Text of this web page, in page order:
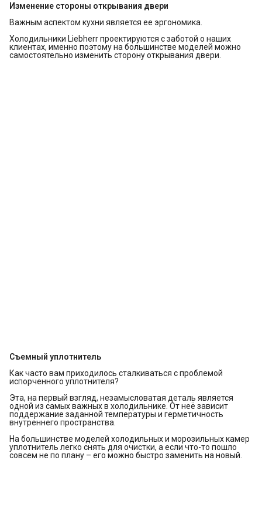
Изменение стороны открывания двери
Важным аспектом кухни является ее эргономика.
Холодильники Liebherr проектируются с заботой о наших
клиентах, именно поэтому на большинстве моделей можно
самостоятельно изменить сторону открывания двери.
Съемный уплотнитель
Как часто вам приходилось сталкиваться с проблемой
испорченного уплотнителя?
Эта, на первый взгляд, незамысловатая деталь является
одной из самых важных в холодильнике. От неё зависит
поддержание заданной температуры и герметичность
внутреннего пространства.
На большинстве моделей холодильных и морозильных камер
уплотнитель легко снять для очистки, а если что-то пошло
совсем не по плану – его можно быстро заменить на новый.